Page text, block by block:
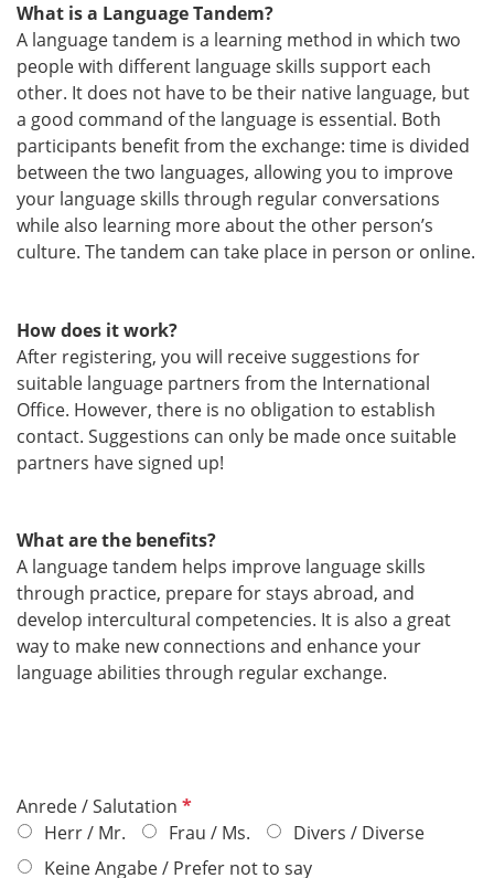
What is a Language Tandem?
A language tandem is a learning method in which two
people with different language skills support each
other. It does not have to be their native language, but
a good command of the language is essential. Both
participants benefit from the exchange: time is divided
between the two languages, allowing you to improve
your language skills through regular conversations
while also learning more about the other person’s
culture. The tandem can take place in person or online.
How does it work?
After registering, you will receive suggestions for
suitable language partners from the International
Office. However, there is no obligation to establish
contact. Suggestions can only be made once suitable
partners have signed up!
What are the benefits?
A language tandem helps improve language skills
through practice, prepare for stays abroad, and
develop intercultural competencies. It is also a great
way to make new connections and enhance your
language abilities through regular exchange.
Anrede / Salutation P
f
l
Herr / Mr. Frau / Ms.
Divers / Diverse
Keine Angabe / Prefer not to say